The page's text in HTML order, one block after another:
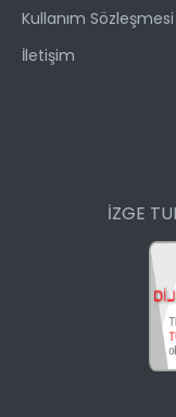
Kullanım Sözleşmesi
İletişim
İZGE